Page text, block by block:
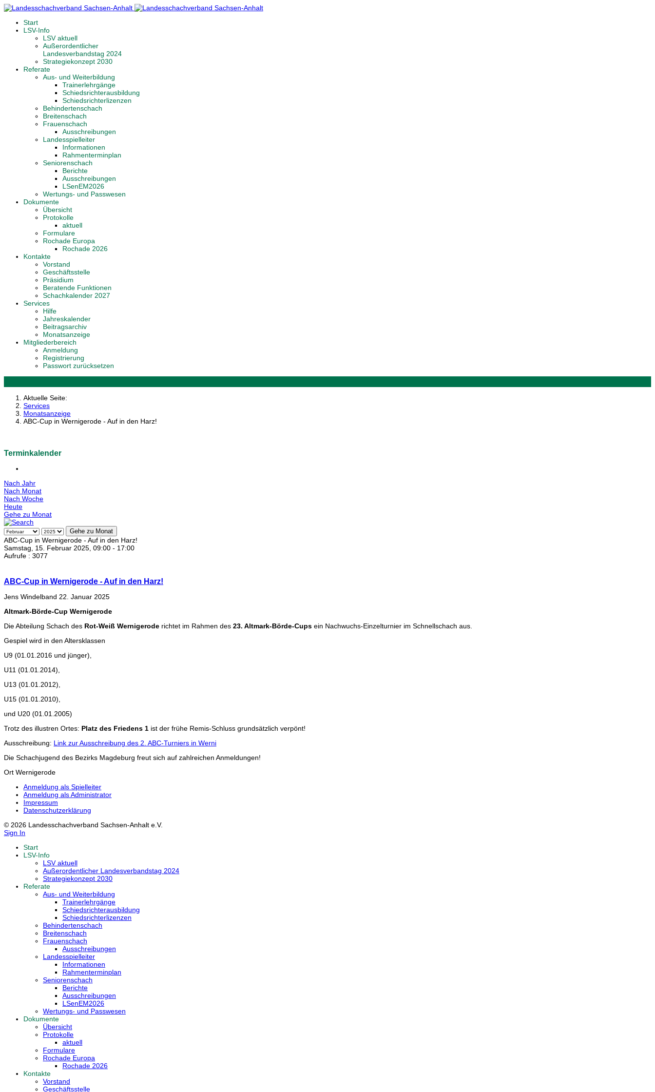
Start
LSV-Info
LSV aktuell
Außerordentlicher
Landesverbandstag 2024
Strategiekonzept 2030
Referate
Aus- und Weiterbildung
Trainerlehrgänge
Schiedsrichterausbildung
Schiedsrichterlizenzen
Behindertenschach
Breitenschach
Frauenschach
Ausschreibungen
Landesspielleiter
Informationen
Rahmenterminplan
Seniorenschach
Berichte
Ausschreibungen
LSenEM2026
Wertungs- und Passwesen
Dokumente
Übersicht
Protokolle
aktuell
Formulare
Rochade Europa
Rochade 2026
Kontakte
Vorstand
Geschäftsstelle
Präsidium
Beratende Funktionen
Schachkalender 2027
Services
Hilfe
Jahreskalender
Beitragsarchiv
Monatsanzeige
Mitgliederbereich
Anmeldung
Registrierung
Passwort zurücksetzen
Aktuelle Seite:
Services
Monatsanzeige
ABC-Cup in Wernigerode - Auf in den Harz!
Terminkalender
Nach Jahr
Nach Monat
Nach Woche
Heute
Gehe zu Monat
Gehe zu Monat
ABC-Cup in Wernigerode - Auf in den Harz!
Samstag, 15. Februar 2025, 09:00 - 17:00
Aufrufe : 3077
ABC-Cup in Wernigerode - Auf in den Harz!
Jens Windelband 22. Januar 2025
Altmark-Börde-Cup Wernigerode
Die Abteilung Schach des Rot-Weiß Wernigerode richtet im Rahmen des 23. Altmark-Börde-Cups ein Nachwuchs-Einzelturnier im Schnellschach aus.
Gespiel wird in den Altersklassen
U9 (01.01.2016 und jünger),
U11 (01.01.2014),
U13 (01.01.2012),
U15 (01.01.2010),
und U20 (01.01.2005)
Trotz des illustren Ortes: Platz des Friedens 1 ist der frühe Remis-Schluss grundsätzlich verpönt!
Ausschreibung: Link zur Ausschreibung des 2. ABC-Turniers in Werni
Die Schachjugend des Bezirks Magdeburg freut sich auf zahlreichen Anmeldungen!
Ort Wernigerode
Anmeldung als Spielleiter
Anmeldung als Administrator
Impressum
Datenschutzerklärung
© 2026 Landesschachverband Sachsen-Anhalt e.V.
Sign In
Start
LSV-Info
LSV aktuell
Außerordentlicher Landesverbandstag 2024
Strategiekonzept 2030
Referate
Aus- und Weiterbildung
Trainerlehrgänge
Schiedsrichterausbildung
Schiedsrichterlizenzen
Behindertenschach
Breitenschach
Frauenschach
Ausschreibungen
Landesspielleiter
Informationen
Rahmenterminplan
Seniorenschach
Berichte
Ausschreibungen
LSenEM2026
Wertungs- und Passwesen
Dokumente
Übersicht
Protokolle
aktuell
Formulare
Rochade Europa
Rochade 2026
Kontakte
Vorstand
Geschäftsstelle